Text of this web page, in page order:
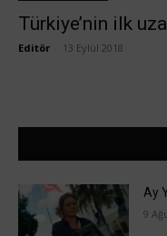
Türkiye’nin ilk
Editör 13 Eylül 2018
Ay
9